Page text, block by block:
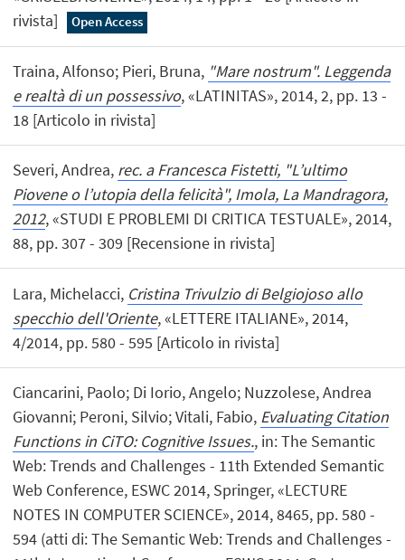
rivista]
Open Access
Traina, Alfonso; Pieri, Bruna, "Mare nostrum". Leggenda
e realtà di un possessivo, «LATINITAS», 2014, 2, pp. 13 -
18 [Articolo in rivista]
Severi, Andrea, rec. a Francesca Fistetti, "L’ultimo
Piovene o l’utopia della felicità", Imola, La Mandragora,
2012, «STUDI E PROBLEMI DI CRITICA TESTUALE», 2014,
88, pp. 307 - 309 [Recensione in rivista]
Lara, Michelacci, Cristina Trivulzio di Belgiojoso allo
specchio dell'Oriente, «LETTERE ITALIANE», 2014,
4/2014, pp. 580 - 595 [Articolo in rivista]
Ciancarini, Paolo; Di Iorio, Angelo; Nuzzolese, Andrea
Giovanni; Peroni, Silvio; Vitali, Fabio, Evaluating Citation
Functions in CiTO: Cognitive Issues., in: The Semantic
Web: Trends and Challenges - 11th Extended Semantic
Web Conference, ESWC 2014, Springer, «LECTURE
NOTES IN COMPUTER SCIENCE», 2014, 8465, pp. 580 -
594 (atti di: The Semantic Web: Trends and Challenges -